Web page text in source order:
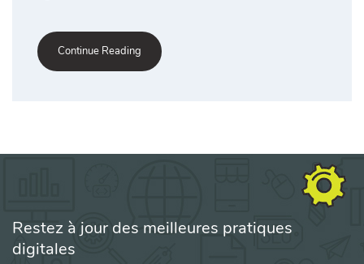
Continue Reading
Restez à jour des meilleures pratiques
digitales